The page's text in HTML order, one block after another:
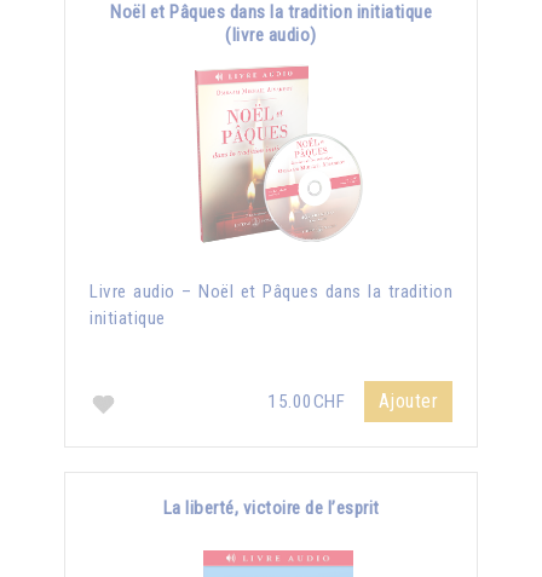
Noël et Pâques dans la tradition initiatique
(livre audio)
Livre audio – Noël et Pâques dans la tradition
initiatique
15.00CHF Ajouter
La liberté, victoire de l’esprit